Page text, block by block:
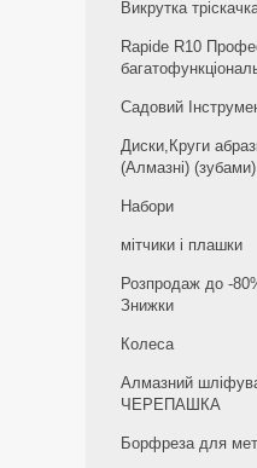
Викрутка
Rapide R10
Садовий
Диски,Круги
(Алмазні) (зубами)
Набори
мітчики і плашки
Розпродаж до -
Знижки
Колеса
Алмазний
ЧЕРЕПАШКА
Борфреза для